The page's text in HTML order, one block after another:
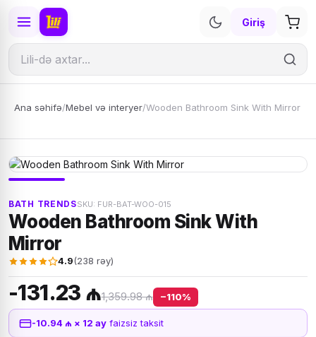
Giriş
Ana səhifə/Mebel və interyer/Wooden Bathroom Sink With Mirror
BATH TRENDSSKU: FUR-BAT-WOO-015
Wooden Bathroom Sink With
Mirror
4.9(238 rəy)
-131.23 ₼1,359.98 ₼ −110%
-10.94 ₼ × 12 ay faizsiz taksit